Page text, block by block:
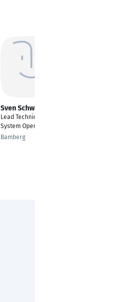
Sven Schwaten
Lead Technical
System Operation
Bamberg